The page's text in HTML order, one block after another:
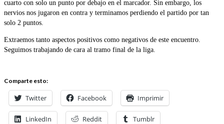
cuarto con solo un punto por debajo en el marcador. Sin embargo, los
nervios nos jugaron en contra y terminamos perdiendo el partido por tan
solo 2 puntos.
Extraemos tanto aspectos positivos como negativos de este encuentro.
Seguimos trabajando de cara al tramo final de la liga.
Comparte esto:
Twitter Facebook Imprimir
LinkedIn Reddit Tumblr